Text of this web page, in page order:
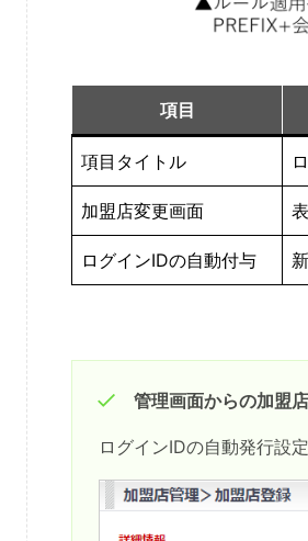
項目
項目タイトル
加盟店変更画面
ログインIDの自動付与
管理画面からの加盟
ログインIDの自動発行設